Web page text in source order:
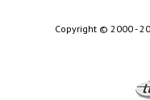
Copyright © 2000 -